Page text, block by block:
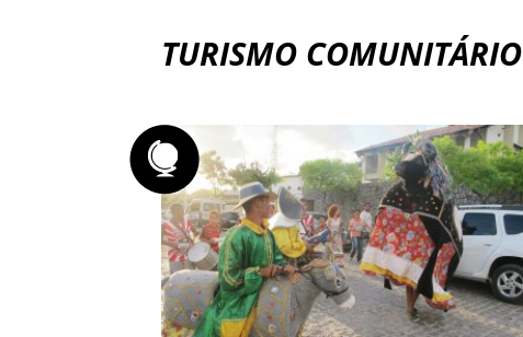
TURISMO COMUNITÁRIO